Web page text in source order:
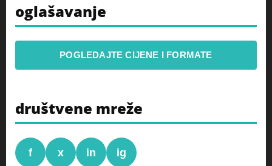
oglašavanje
POGLEDAJTE CIJENE I FORMATE
društvene mreže
f x in ig